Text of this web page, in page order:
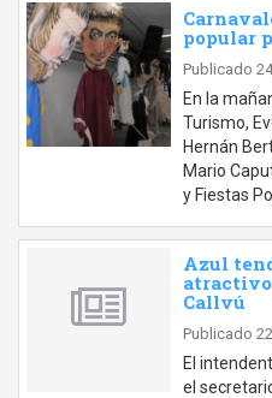
popular
Publicado
En la
Turismo,
Hernán
Mario
y Fiestas
Azul
Callvú
Publicado
El
el